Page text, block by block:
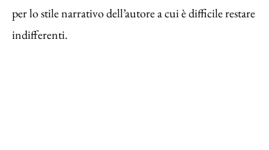
per lo stile narrativo dell’autore a cui è difficile restare
indifferenti.